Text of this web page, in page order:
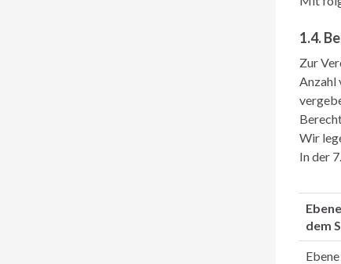
1.4.
Zur
Anzahl
Wir
In der
dem